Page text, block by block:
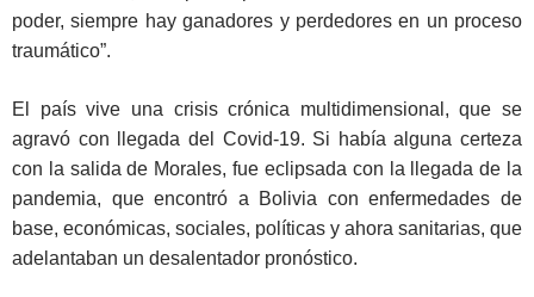
poder, siempre hay ganadores y perdedores en un proceso
traumático”.
El país vive una crisis crónica multidimensional, que se
agravó con llegada del Covid-19. Si había alguna certeza
con la salida de Morales, fue eclipsada con la llegada de la
pandemia, que encontró a Bolivia con enfermedades de
base, económicas, sociales, políticas y ahora sanitarias, que
adelantaban un desalentador pronóstico.